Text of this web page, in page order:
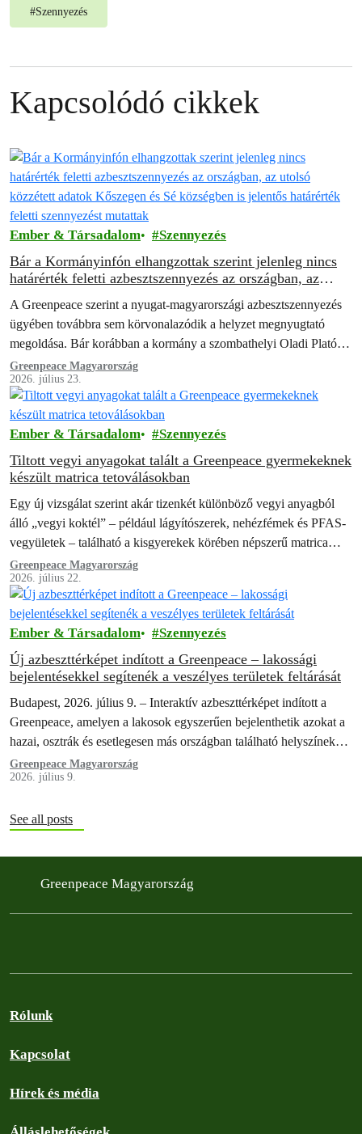
#Szennyezés
Kapcsolódó cikkek
Ember & Társadalom Szennyezés
Bár a Kormányinfón elhangzottak szerint jelenleg nincs
határérték feletti azbesztszennyezés az országban, az
utolsó közzétett adatok Kőszegen és Sé községben is
jelentős határérték feletti szennyezést mutattak
A Greenpeace szerint a nyugat-magyarországi azbesztszennyezés
ügyében továbbra sem körvonalazódik a helyzet megnyugtató
megoldása. Bár korábban a kormány a szombathelyi Oladi Plató
teljes kármentesítését ígérte a rákkeltő azbesztet tartalmazó
kőzúzaléktól, ám a…
Greenpeace Magyarország
2026. július 23.
Ember & Társadalom Szennyezés
Tiltott vegyi anyagokat talált a Greenpeace gyermekeknek
készült matrica tetoválásokban
Egy új vizsgálat szerint akár tizenkét különböző vegyi anyagból
álló „vegyi koktél” – például lágyítószerek, nehézfémek és PFAS-
vegyületek – található a kisgyerekek körében népszerű matrica
tetoválásokban. A Greenpeace és a…
Greenpeace Magyarország
2026. július 22.
Ember & Társadalom Szennyezés
Új azbeszttérképet indított a Greenpeace – lakossági
bejelentésekkel segítenék a veszélyes területek feltárását
Budapest, 2026. július 9. – Interaktív azbeszttérképet indított a
Greenpeace, amelyen a lakosok egyszerűen bejelenthetik azokat a
hazai, osztrák és esetlegesen más országban található helyszíneket,
ahol azbesztszennyezésre gyanakodnak. A térkép…
Greenpeace Magyarország
2026. július 9.
See all posts
Greenpeace Magyarország
Rólunk
Kapcsolat
Hírek és média